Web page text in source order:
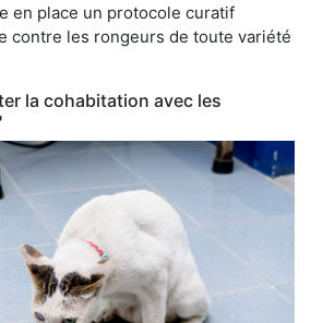
en place un protocole curatif
contre les rongeurs de toute variété
la cohabitation avec les